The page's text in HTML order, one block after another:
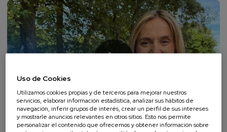
Uso de Cookies
Utilizamos cookies propias y de terceros para mejorar nuestros
servicios, elaborar información estadística, analizar sus hábitos de
navegación, inferir grupos de interés, crear un perfil de sus intereses
y mostrarle anuncios relevantes en otros sitios. Esto nos permite
personalizar el contenido que ofrecemos y obtener información sobre